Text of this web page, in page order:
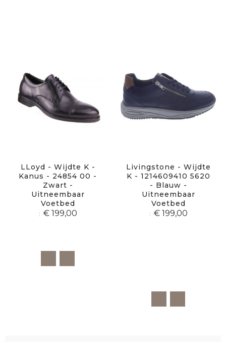
LLoyd - Wijdte K -
Kanus - 24854 00 -
Zwart -
Uitneembaar
Voetbed
€ 199,00
Livingstone - Wijdte
K - 1214609410 5620
- Blauw -
Uitneembaar
Voetbed
€ 199,00